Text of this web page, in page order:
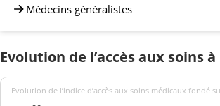
Médecins généralistes
Evolution de l’accès aux soins
Evolution de l’indice d’accès aux soins médicaux fondé